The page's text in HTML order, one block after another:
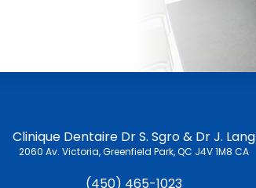
Clinique Dentaire Dr S. Sgro & Dr J. Lang
2060 Av. Victoria Greenfield Park QC J4V 1M8 CA
(450) 465-1023